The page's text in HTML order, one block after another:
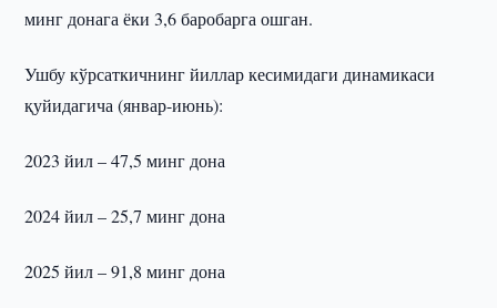
минг донага ёки 3,6 баробарга ошган.
Ушбу кўрсаткичнинг йиллар кесимидаги динамикаси
қуйидагича (январ-июнь):
2023 йил – 47,5 минг дона
2024 йил – 25,7 минг дона
2025 йил – 91,8 минг дона